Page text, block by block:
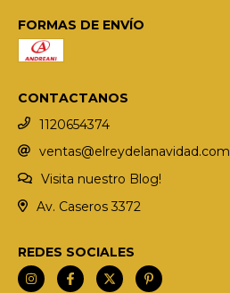
FORMAS DE ENVÍO
CONTACTANOS
1120654374
ventas@elreydelanavidad.com
Visita nuestro Blog!
Av. Caseros 3372
REDES SOCIALES